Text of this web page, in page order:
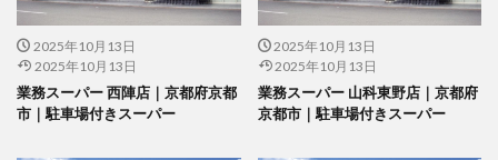
2025年10月13日
2025年10月13日
業務スーパー 西陣店｜京都府京都
市｜駐車場付きスーパー
2025年10月13日
2025年10月13日
業務スーパー 山科東野店｜京都府
京都市｜駐車場付きスーパー